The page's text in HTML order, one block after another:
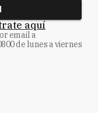
aquí
email a
de lunes a viernes